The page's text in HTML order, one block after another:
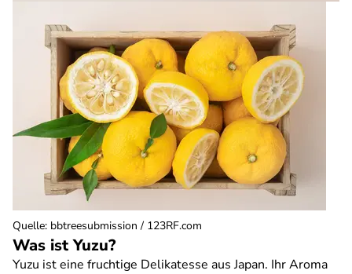
Was ist Yuzu?
Yuzu ist eine fruchtige Delikatesse aus Japan. Ihr Aroma
Quelle: bbtreesubmission / 123RF.com